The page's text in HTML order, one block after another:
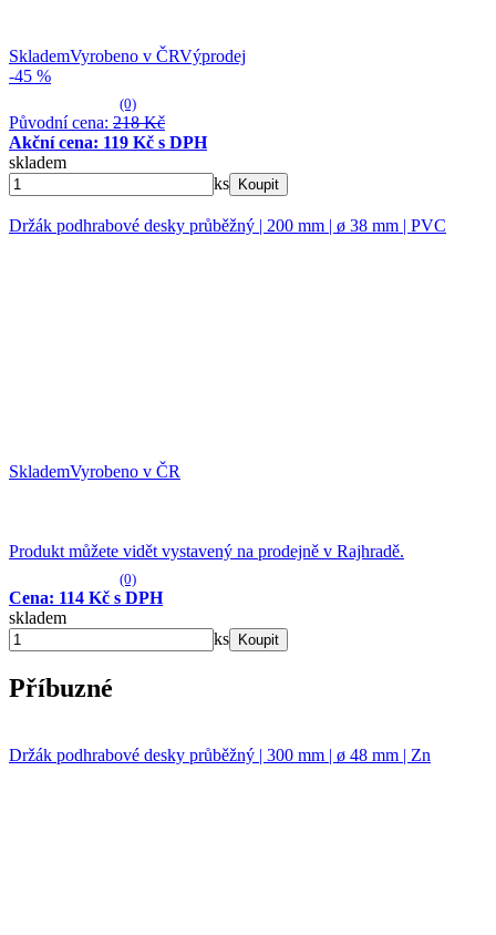
SklademVyrobeno v ČRVýprodej
-45 %
(0)
Původní cena: 218 Kč
Akční cena: 119 Kč s DPH
skladem
ks
Koupit
Držák podhrabové desky průběžný | 200 mm | ø 38 mm | PVC
SklademVyrobeno v ČR
Produkt můžete vidět vystavený na prodejně v Rajhradě.
(0)
Cena: 114 Kč s DPH
skladem
ks
Koupit
Příbuzné
Držák podhrabové desky průběžný | 300 mm | ø 48 mm | Zn